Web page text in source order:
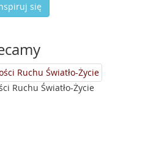
się
Ruchu Światło-Życie